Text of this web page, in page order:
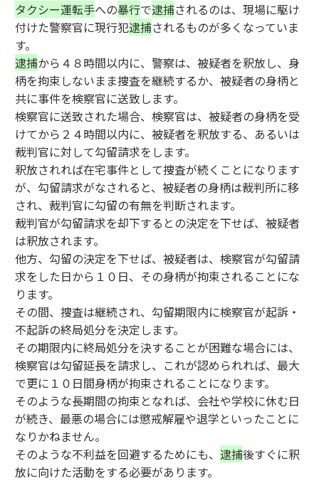
タクシー運転手への暴行で逮捕されるのは、現場に駆け
付けた警察官に現行犯逮捕されるものが多くなっていま
す。
逮捕から４８時間以内に、警察は、被疑者を釈放し、身
柄を拘束しないまま捜査を継続するか、被疑者の身柄と
共に事件を検察官に送致します。
検察官に送致された場合、検察官は、被疑者の身柄を受
けてから２４時間以内に、被疑者を釈放する、あるいは
裁判官に対して勾留請求をします。
釈放されれば在宅事件として捜査が続くことになります
が、勾留請求がなされると、被疑者の身柄は裁判所に移
され、裁判官に勾留の有無を判断されます。
裁判官が勾留請求を却下するとの決定を下せば、被疑者
は釈放されます。
他方、勾留の決定を下せば、被疑者は、検察官が勾留請
求をした日から１０日、その身柄が拘束されることにな
ります。
その間、捜査は継続され、勾留期限内に検察官が起訴・
不起訴の終局処分を決定します。
その期限内に終局処分を決することが困難な場合には、
検察官は勾留延長を請求し、これが認められれば、最大
で更に１０日間身柄が拘束されることになります。
そのような長期間の拘束となれば、会社や学校に休む日
が続き、最悪の場合には懲戒解雇や退学といったことに
なりかねません。
そのような不利益を回避するためにも、逮捕後すぐに釈
放に向けた活動をする必要があります。